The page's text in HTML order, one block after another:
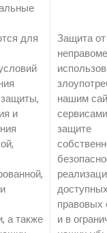
для
и
а также
Защита от
нашим
защите
правовых
и в